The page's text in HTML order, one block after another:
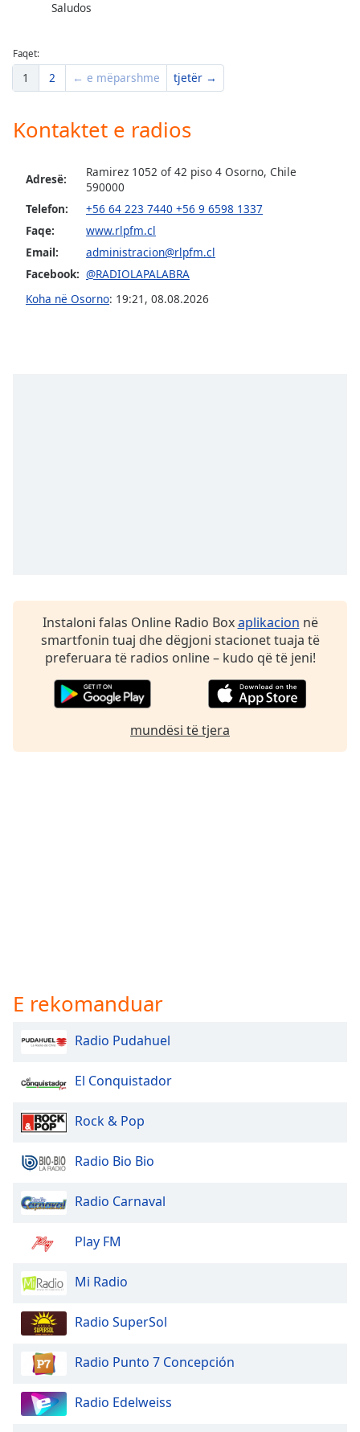
Caption
Area
Color
Edge
Saludos
Faqet:
1 2 ← e mëparshme tjetër →
Kontaktet e radios
Adresë:
Ramirez 1052 of 42 piso 4 Osorno, Chile
590000
Telefon:
+56 64 223 7440 +56 9 6598 1337
Faqe:
www.rlpfm.cl
Email:
administracion@rlpfm.cl
Facebook: @RADIOLAPALABRA
Koha në Osorno: 19:21 , 08.08.2026
Instaloni falas Online Radio Boxaplikacion në
smartfonin tuaj dhe dëgjoni stacionet tuaja të
preferuara të radios online – kudo që të jeni!
mundësi të tjera
E rekomanduar
Radio Pudahuel
El Conquistador
Rock & Pop
Radio Bio Bio
Radio Carnaval
Play FM
Mi Radio
Radio SuperSol
Radio Punto 7 Concepción
Radio Edelweiss